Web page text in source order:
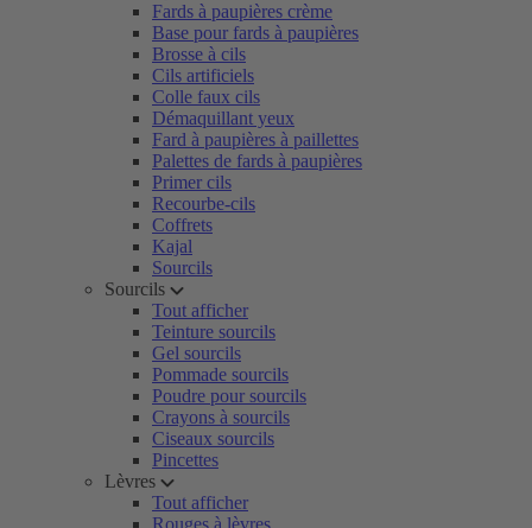
Fards à paupières crème
Base pour fards à paupières
Brosse à cils
Cils artificiels
Colle faux cils
Démaquillant yeux
Fard à paupières à paillettes
Palettes de fards à paupières
Primer cils
Recourbe-cils
Coffrets
Kajal
Sourcils
Sourcils
Tout afficher
Teinture sourcils
Gel sourcils
Pommade sourcils
Poudre pour sourcils
Crayons à sourcils
Ciseaux sourcils
Pincettes
Lèvres
Tout afficher
Rouges à lèvres